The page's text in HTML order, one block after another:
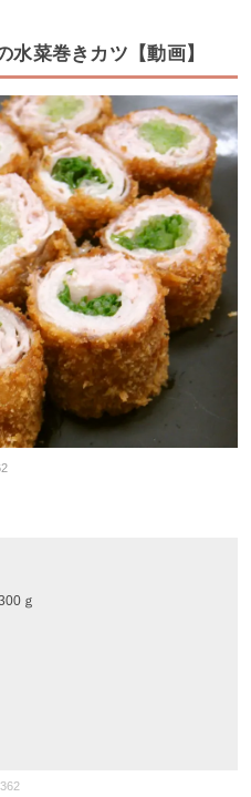
水菜巻きカツ【動画】
ｇ